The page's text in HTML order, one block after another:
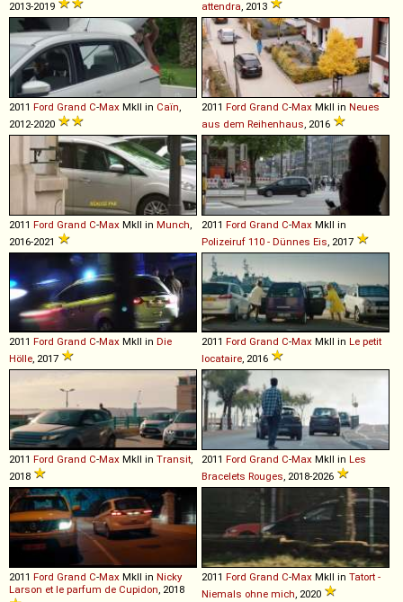
2013-2019
attendra , 2013
2011 Ford Grand C-Max MkII in Caïn
2012-2020
2011 Ford Grand C-Max MkII in Neues
aus dem Reihenhaus , 2016
2011 Ford Grand C-Max MkII in Munch
2016-2021
2011 Ford Grand C-Max MkII in
Polizeiruf 110 - Dünnes Eis , 2017
2011 Ford Grand C-Max MkII in Die
Hölle, 2017
2011 Ford Grand C-Max MkII in Le petit
locataire, 2016
2011 Ford Grand C-Max MkII in Transit,
2018
2011 Ford Grand C-Max MkII in Les
Bracelets Rouges, 2018-2026
2011 Ford Grand C-Max MkII in Nicky
Larson et le parfum de Cupidon, 2018
2011 Ford Grand C-Max MkII in Tatort -
Niemals ohne mich, 2020